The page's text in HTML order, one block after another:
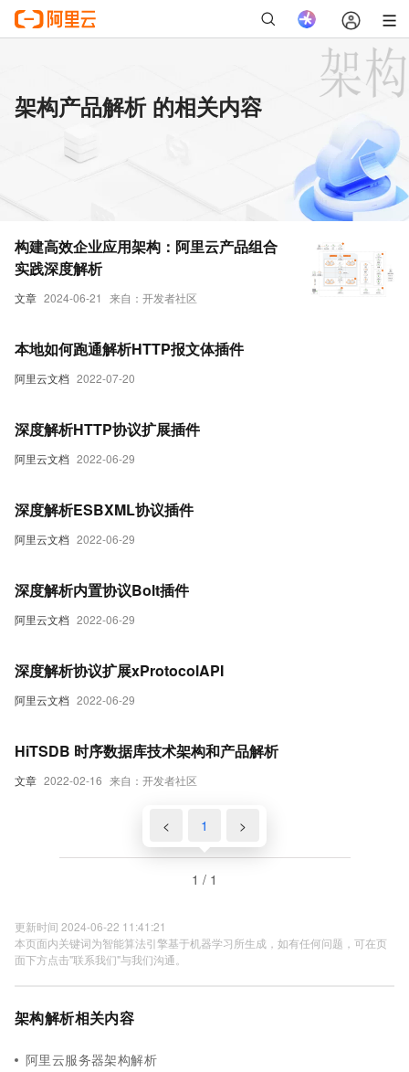
架构产品解析 的相关内容
文章 2024-06-21 来自：开发者社区
构建高效企业应用架构：阿里云产品组合
实践深度解析
阿里云文档 2022-07-20
本地如何跑通解析HTTP报文体插件
阿里云文档 2022-06-29
深度解析HTTP协议扩展插件
阿里云文档 2022-06-29
深度解析ESBXML协议插件
阿里云文档 2022-06-29
深度解析内置协议Bolt插件
阿里云文档 2022-06-29
深度解析协议扩展xProtocolAPI
文章 2022-02-16 来自：开发者社区
HiTSDB 时序数据库技术架构和产品解析
< 1 >
1 / 1
更新时间 2024-06-22 11:41:21
本页面内关键词为智能算法引擎基于机器学习所生成，如有任何问题，可在页
面下方点击"联系我们"与我们沟通。
架构解析相关内容
阿里云服务器架构解析